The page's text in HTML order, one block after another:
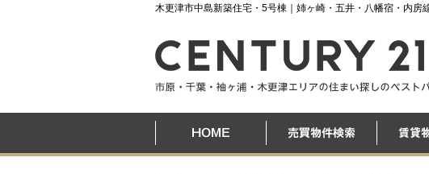
木更津市中島新築住宅・5号棟｜姉ヶ崎・五井・八幡宿・内房